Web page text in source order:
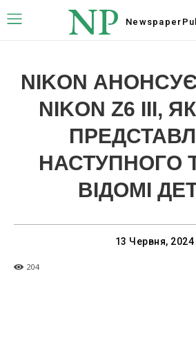
NP Newspaper
NIKON
NIKON Z6 III,
НАСТУПНОГО
ВІДОМІ
13 Червня, 2024
204